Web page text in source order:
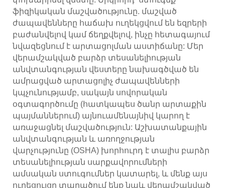
ֆիզիկական մաշվածությունը. մաշված
ժապավենները հաճախ ուղեկցվում են եզրերի
բաժանվելով կամ ճեղքվելով, ինչը հետագայում
նվազեցնում է արտացոլման աստիճանը: Մեր
վերամշակված բարձր տեսանելիության
անվտանգության վեստերը նախագծված են
ամրացված արտացոլիչ ժապավենների
կպչունությամբ, սակայն սովորական
օգտագործումը (հատկապես ծանր արտաքին
պայմաններում) այնուամենայնիվ կարող է
առաջացնել մաշվածություն: Աշխատանքային
անվտանգության և առողջության
վարչությունը (OSHA) խորհուրդ է տալիս բարձր
տեսանելիության սարքավորումների
ամսական ստուգումներ կատարել, և մենք այս
ուղեցույցը տարածում ենք նաև վերամշակված